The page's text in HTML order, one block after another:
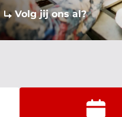
Volg jij ons al?